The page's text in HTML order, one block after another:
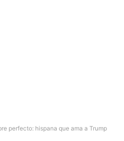
perfecto: hispana que ama a Trump